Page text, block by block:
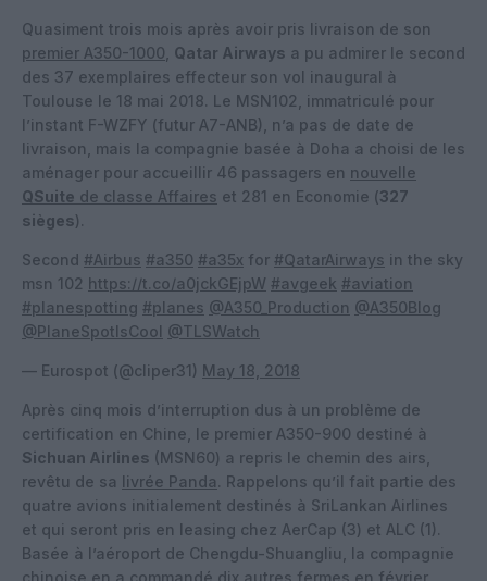
Quasiment trois mois après avoir pris livraison de son
premier A350-1000 Qatar Airways a pu admirer le second
des 37 exemplaires effecteur son vol inaugural à
Toulouse le 18 mai 2018. Le MSN102, immatriculé pour
l’instant F-WZFY (futur A7-ANB), n’a pas de date de
livraison, mais la compagnie basée à Doha a choisi de les
aménager pour accueillir 46 passagers en nouvelle
QSuite de classe Affaires et 281 en Economie (327
sièges).
Second #Airbus #a350 #a35x for #QatarAirways in the sky
msn 102 https://t.co/a0jckGEjpW #avgeek #aviation
#planespotting #planes @A350_Production @A350Blog
@PlaneSpotIsCool @TLSWatch
— Eurospot (@cliper31) May 18, 2018
Après cinq mois d’interruption dus à un problème de
certification en Chine, le premier A350-900 destiné à
Sichuan Airlines (MSN60) a repris le chemin des airs,
revêtu de sa livrée Panda. Rappelons qu’il fait partie des
quatre avions initialement destinés à SriLankan Airlines
et qui seront pris en leasing chez AerCap (3) et ALC (1).
Basée à l’aéroport de Chengdu-Shuangliu, la compagnie
chinoise en a commandé dix autres fermes en février